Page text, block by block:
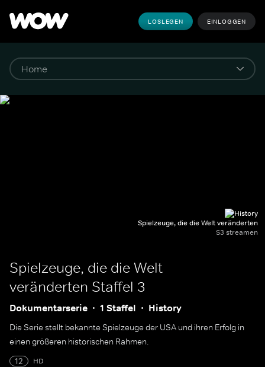
LOSLEGEN EINLOGGEN
Spielzeuge, die die Welt veränderten
S3 streamen
Spielzeuge, die die Welt
veränderten Staffel 3
Dokumentarserie 1 Staffel History
Die Serie stellt bekannte Spielzeuge der USA und ihren Erfolg in
einen größeren historischen Rahmen.
12
HD